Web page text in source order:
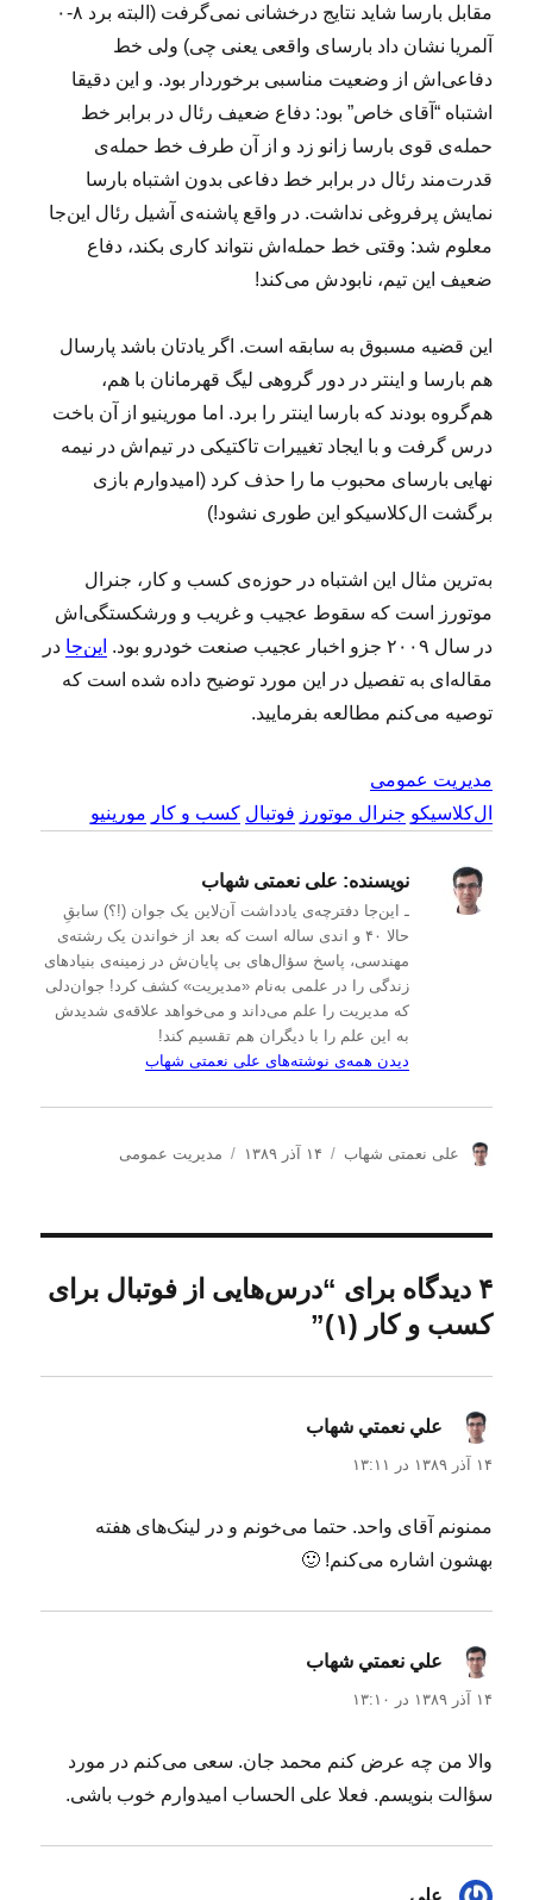
مقابل بارسا شاید نتایج درخشانی نمی‌گرفت (البته برد ۸-۰
آلمریا نشان داد بارسای واقعی یعنی چی) ولی خط
دفاعی‌اش از وضعیت مناسبی برخوردار بود. و این دقیقا
اشتباه “آقای خاص” بود: دفاع ضعیف رئال در برابر خط
حمله‌ی قوی بارسا زانو زد و از آن طرف خط حمله‌ی
قدرت‌مند رئال در برابر خط دفاعی بدون اشتباه بارسا
نمایش پرفروغی نداشت. در واقع پاشنه‌ی آشیل رئال این‌جا
معلوم شد: وقتی خط حمله‌اش نتواند کاری بکند، دفاع
ضعیف این تیم، نابودش می‌کند!
این قضیه مسبوق به سابقه است. اگر یادتان باشد پارسال
هم بارسا و اینتر در دور گروهی لیگ قهرمانان با هم،
هم‌گروه بودند که بارسا اینتر را برد. اما مورینیو از آن باخت
درس گرفت و با ایجاد تغییرات تاکتیکی در تیم‌اش در نیمه
نهایی بارسای محبوب ما را حذف کرد (امیدوارم بازی
برگشت ال‌کلاسیکو این طوری نشود!)
به‌ترین مثال این اشتباه در حوزه‌ی کسب و کار، جنرال
موتورز است که سقوط عجیب و غریب‌ و ورشکستگی‌اش
در سال ۲۰۰۹ جزو اخبار عجیب صنعت خودرو بود.
این‌جا در
مقاله‌ای به تفصیل در این مورد توضیح داده شده است که
توصیه می‌کنم مطالعه بفرمایید.
مدیریت عمومی
ال‌کلاسیکو جنرال موتورز فوتبال کسب و کار مورینیو
نویسنده: علی نعمتی شهاب
ـ این‌جا دفترچه‌ی یادداشت‌ آن‌لاین یک جوان (!؟) سابقِ
حالا ۴۰ و اندی ساله است که بعد از خواندن یک رشته‌ی
مهندسی، پاسخ سؤال‌های بی پایان‌ش در زمینه‌ی بنیادهای
زندگی را در علمی به‌نام «مدیریت» کشف کرد! جوان‌دلی
که مدیریت را علم می‌داند و می‌خواهد علاقه‌ی شدیدش
به این علم را با دیگران هم تقسیم کند!
دیدن همه‌ی نوشته‌های علی نعمتی شهاب
ن
ه
علی نعمتی شهاب
ا
د
ه
ر
۱۴ آذر ۱۳۸۹
د
مدیریت عمومی
۴ دیدگاه برای “درس‌هایی از فوتبال برای
کسب و کار (۱)”
علي نعمتي شهاب
۱۴ آذر ۱۳۸۹ در ۱۳:۱۱
ممنونم آقای واحد. حتما می‌خونم و در لینک‌های هفته
بهشون اشاره می‌کنم! 🙂
علي نعمتي شهاب
۱۴ آذر ۱۳۸۹ در ۱۳:۱۰
والا من چه عرض کنم محمد جان. سعی می‌کنم در مورد
سؤالت بنویسم. فعلا علی الحساب امیدوارم خوب باشی.
علی